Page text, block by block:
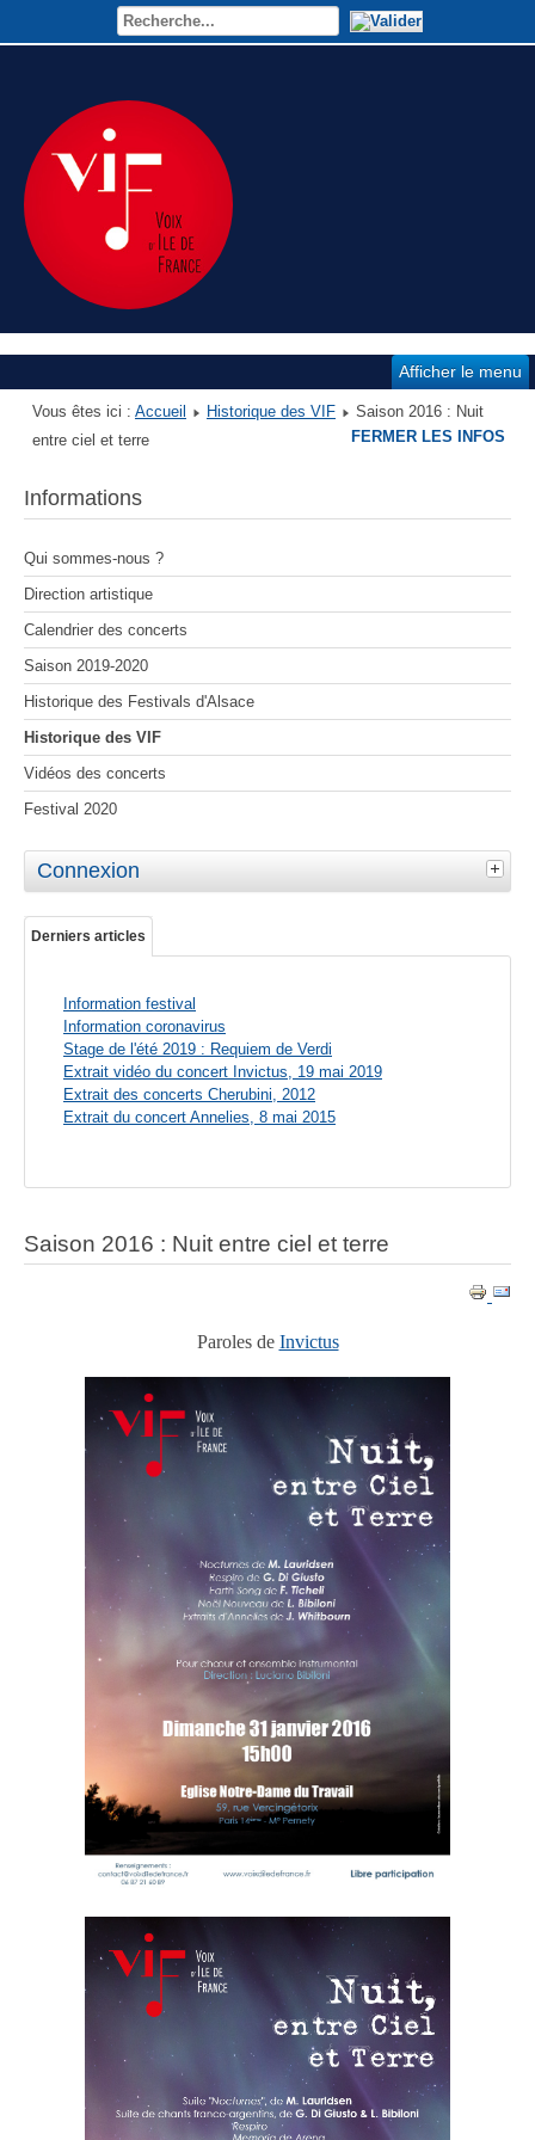
Afficher le menu
Vous êtes ici : Accueil Historique des VIF
Saison 2016 : Nuit
entre ciel et terre
Informations
Qui sommes-nous ?
Direction artistique
Calendrier des concerts
Saison 2019-2020
Historique des Festivals d'Alsace
Historique des VIF
Vidéos des concerts
Festival 2020
Connexion
Derniers articles
Information festival
Information coronavirus
Stage de l'été 2019 : Requiem de Verdi
Extrait vidéo du concert Invictus, 19 mai 2019
Extrait des concerts Cherubini, 2012
Extrait du concert Annelies, 8 mai 2015
Saison 2016 : Nuit entre ciel et terre
Paroles de Invictus
FERMER LES INFOS